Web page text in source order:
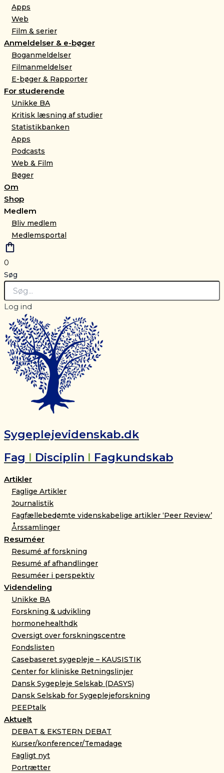
Apps
Web
Film & serier
Anmeldelser & e-bøger
Boganmeldelser
Filmanmeldelser
E-bøger & Rapporter
For studerende
Unikke BA
Kritisk læsning af studier
Statistikbanken
Apps
Podcasts
Web & Film
Bøger
Om
Shop
Medlem
Bliv medlem
Medlemsportal
0
Søg
Log ind
Sygeplejevidenskab.dk
Fag I Disciplin I Fagkundskab
Artikler
Faglige Artikler
Journalistik
Fagfællebedømte videnskabelige artikler ‘Peer Review’
Årssamlinger
Resuméer
Resumé af forskning
Resumé af afhandlinger
Resuméer i perspektiv
Videndeling
Unikke BA
Forskning & udvikling
hormonehealthdk
Oversigt over forskningscentre
Fondslisten
Casebaseret sygepleje – KAUSISTIK
Center for kliniske Retningslinjer
Dansk Sygepleje Selskab (DASYS)
Dansk Selskab for Sygeplejeforskning
PEEPtalk
Aktuelt
DEBAT & EKSTERN DEBAT
Kurser/konferencer/Temadage
Fagligt nyt
Portrætter